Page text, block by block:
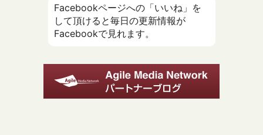
Facebookページへの「いいね」を
して頂けると毎日の更新情報が
Facebookで見れます。